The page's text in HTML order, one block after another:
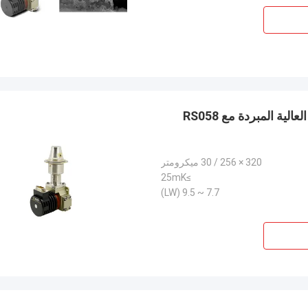
أجهزة الكشف عن الأشعة تحت الحمراء ذات الحساسية العالية المبردة مع RS058
320 × 256 / 30 ميكرومتر
≥25mK
7.7 ~ 9.5 (LW)